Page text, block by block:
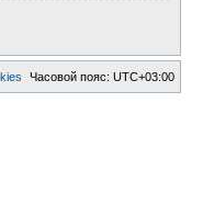
Часовой пояс: UTC+03:00